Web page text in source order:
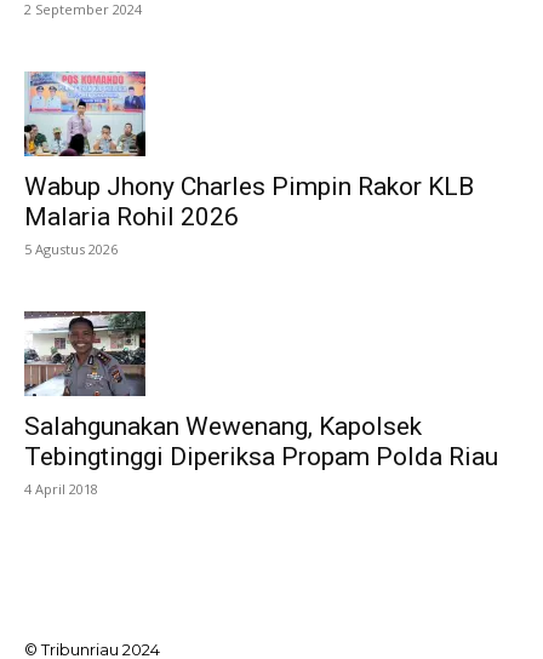
2 September 2024
Wabup Jhony Charles Pimpin Rakor KLB
Malaria Rohil 2026
5 Agustus 2026
Salahgunakan Wewenang, Kapolsek
Tebingtinggi Diperiksa Propam Polda Riau
4 April 2018
© Tribunriau 2024